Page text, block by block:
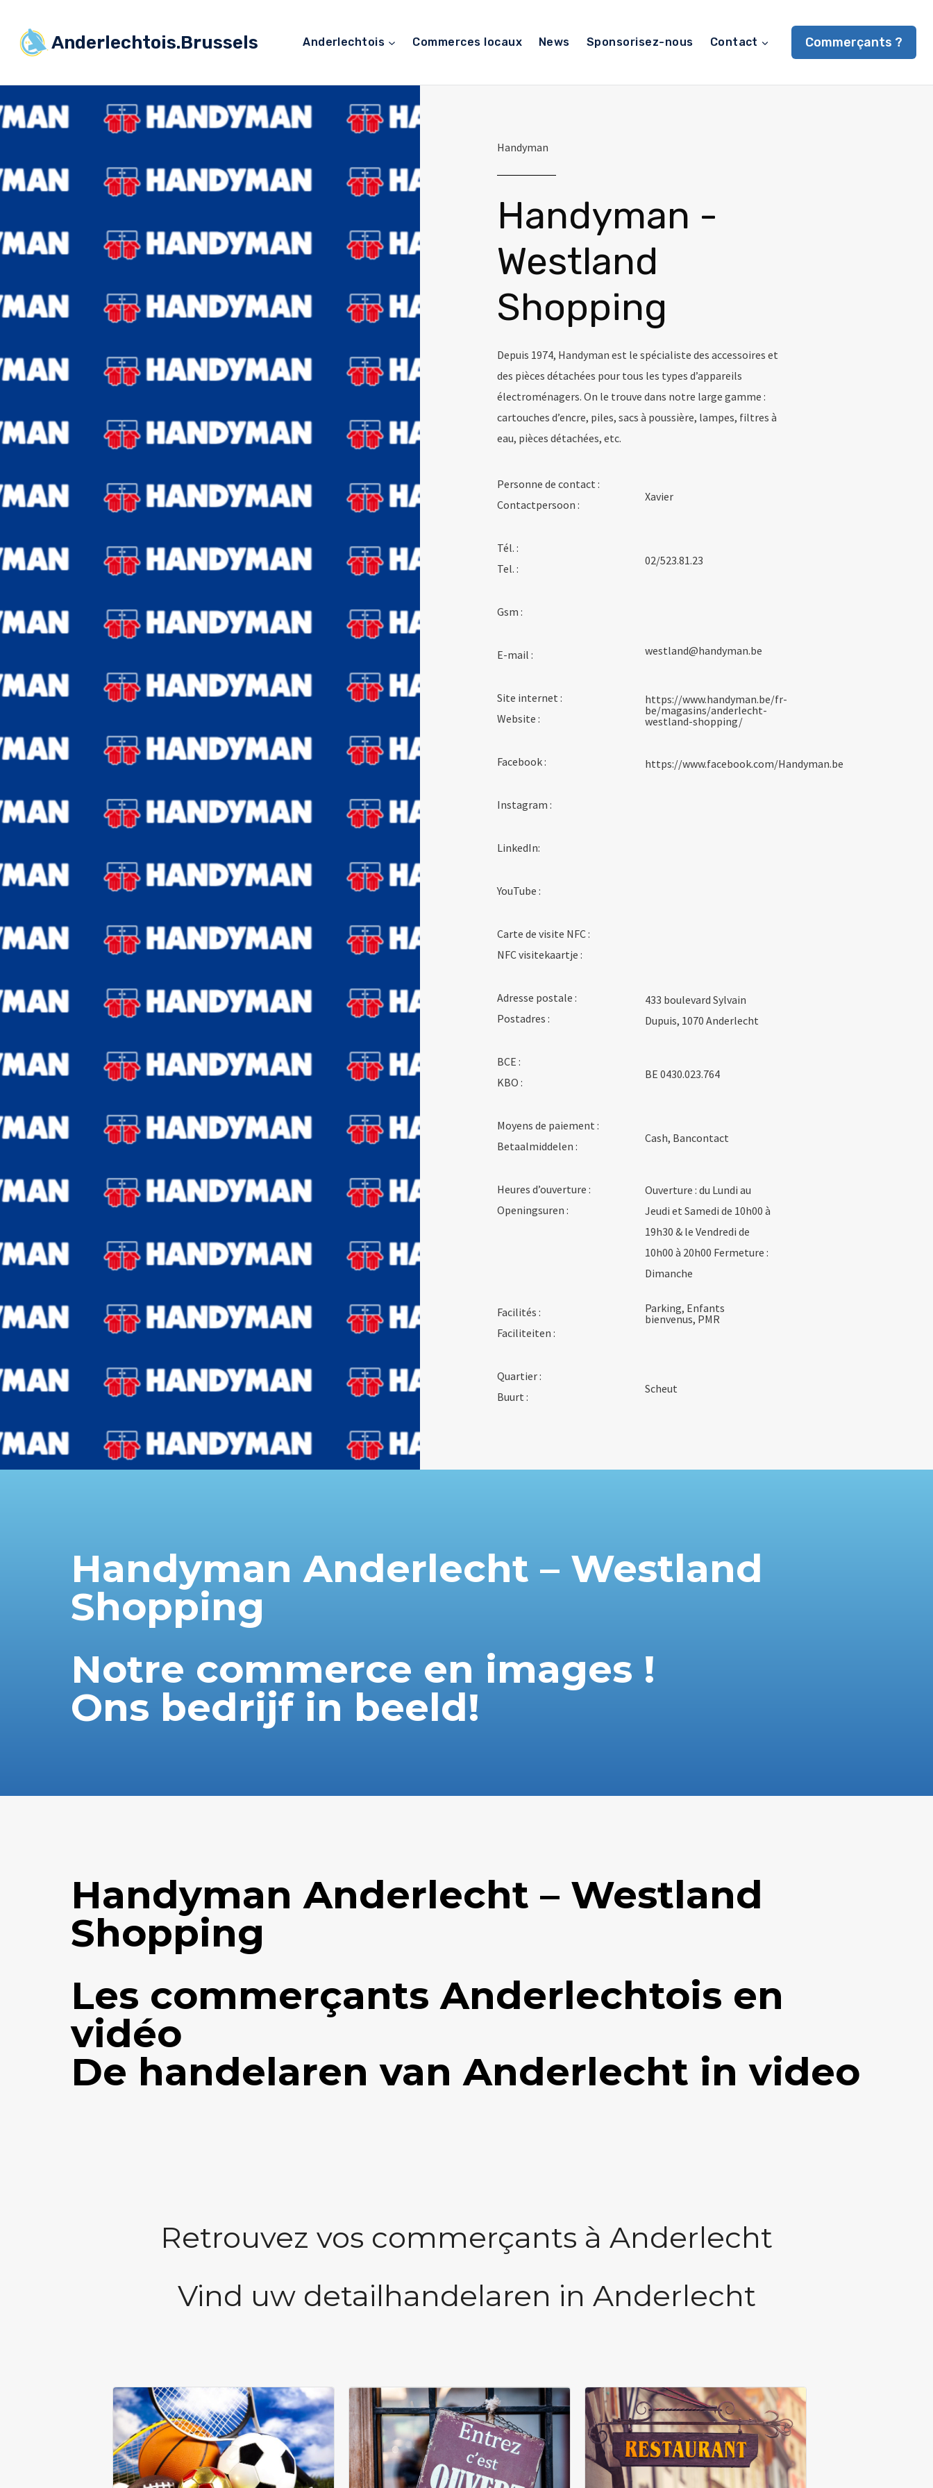
Anderlechtois.Brussels Anderlechtois Commerces locaux News Sponsorisez-nous Contact Commerçants ?
Handyman
Handyman -
Westland
Shopping
Depuis 1974, Handyman est le spécialiste des accessoires et
des pièces détachées pour tous les types d’appareils
électroménagers. On le trouve dans notre large gamme :
cartouches d’encre, piles, sacs à poussière, lampes, filtres à
eau, pièces détachées, etc.
Personne de contact :
Contactpersoon :
Xavier
Tél. :
Tel. :
02/523.81.23
Gsm :
E-mail : westland@handyman.be
Site internet :
Website :
https://www.handyman.be/fr-
be/magasins/anderlecht-
westland-shopping/
Facebook : https://www.facebook.com/Handyman.be
Instagram :
LinkedIn:
YouTube :
Carte de visite NFC :
NFC visitekaartje :
Adresse postale :
Postadres :
433 boulevard Sylvain
Dupuis, 1070 Anderlecht
BCE :
KBO :
BE 0430.023.764
Moyens de paiement :
Betaalmiddelen :
Cash, Bancontact
Heures d’ouverture :
Openingsuren :
Ouverture : du Lundi au
Jeudi et Samedi de 10h00 à
19h30 & le Vendredi de
10h00 à 20h00 Fermeture :
Dimanche
Facilités :
Faciliteiten :
Parking, Enfants
bienvenus, PMR
Quartier :
Buurt :
Scheut
Handyman Anderlecht – Westland
Shopping
Notre commerce en images !
Ons bedrijf in beeld!
Handyman Anderlecht – Westland
Shopping
Les commerçants Anderlechtois en
vidéo
De handelaren van Anderlecht in video
Retrouvez vos commerçants à Anderlecht
Vind uw detailhandelaren in Anderlecht